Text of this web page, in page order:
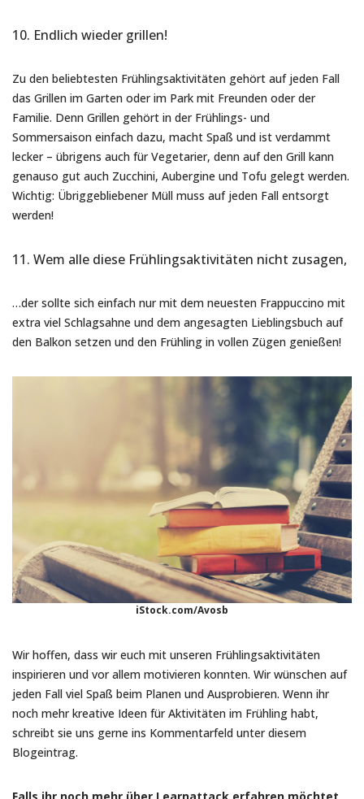
10. Endlich wieder grillen!
Zu den beliebtesten Frühlingsaktivitäten gehört auf jeden Fall
das Grillen im Garten oder im Park mit Freunden oder der
Familie. Denn Grillen gehört in der Frühlings- und
Sommersaison einfach dazu, macht Spaß und ist verdammt
lecker – übrigens auch für Vegetarier, denn auf den Grill kann
genauso gut auch Zucchini, Aubergine und Tofu gelegt werden.
Wichtig: Übriggebliebener Müll muss auf jeden Fall entsorgt
werden!
11. Wem alle diese Frühlingsaktivitäten nicht zusagen,
…der sollte sich einfach nur mit dem neuesten Frappuccino mit
extra viel Schlagsahne und dem angesagten Lieblingsbuch auf
den Balkon setzen und den Frühling in vollen Zügen genießen!
iStock.com/Avosb
Wir hoffen, dass wir euch mit unseren Frühlingsaktivitäten
inspirieren und vor allem motivieren konnten. Wir wünschen auf
jeden Fall viel Spaß beim Planen und Ausprobieren. Wenn ihr
noch mehr kreative Ideen für Aktivitäten im Frühling habt,
schreibt sie uns gerne ins Kommentarfeld unter diesem
Blogeintrag.